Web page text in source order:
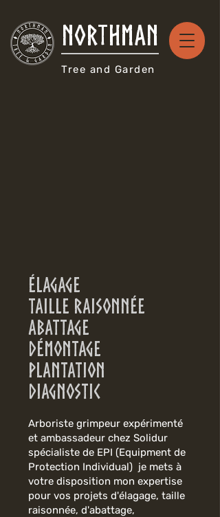
NORTHMAN
Tree and Garden
ÉLAGAGE
tAILLE RAISONNÉe
ABATTAGE
DÉMONTAGE
PLANTATION
DIAGNOSTIc
Arboriste grimpeur expérimenté
et ambassadeur chez Solidur
spécialiste de EPI (Equipment de
Protection Individual) je mets à
votre disposition mon expertise
pour vos projets d'élagage, taille
raisonnée, d'abattage,